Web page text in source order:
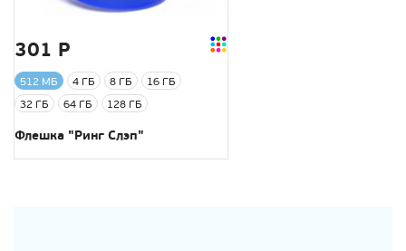
301 Р
512 МБ 4 ГБ 8 ГБ
16 ГБ
32 ГБ
64 ГБ 128 ГБ
Флешка "Ринг Слэп"